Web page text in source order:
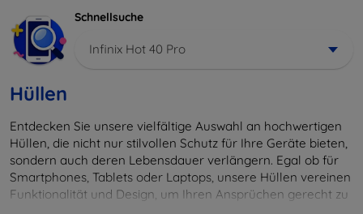
Schnellsuche
Infinix Hot 40 Pro
Hüllen
Entdecken Sie unsere vielfältige Auswahl an hochwertigen
Hüllen, die nicht nur stilvollen Schutz für Ihre Geräte bieten,
sondern auch deren Lebensdauer verlängern. Egal ob für
Smartphones, Tablets oder Laptops, unsere Hüllen vereinen
Funktionalität und Design, um Ihren Ansprüchen gerecht zu